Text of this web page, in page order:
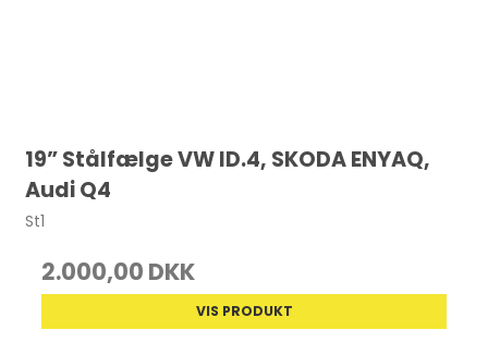
19” Stålfælge VW ID.4, SKODA ENYAQ,
Audi Q4
St1
2.000,00 DKK
VIS PRODUKT